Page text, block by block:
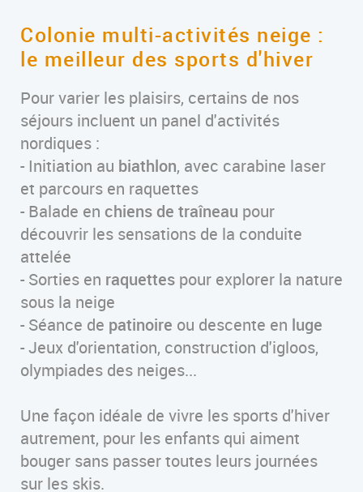
Colonie multi-activités neige :
le meilleur des sports d'hiver
Pour varier les plaisirs, certains de nos
séjours incluent un panel d'activités
nordiques :
- Initiation au biathlon, avec carabine laser
et parcours en raquettes
- Balade en chiens de traîneau pour
découvrir les sensations de la conduite
attelée
- Sorties en raquettes pour explorer la nature
sous la neige
- Séance de patinoire ou descente en luge
- Jeux d'orientation, construction d'igloos,
olympiades des neiges...
Une façon idéale de vivre les sports d'hiver
autrement, pour les enfants qui aiment
bouger sans passer toutes leurs journées
sur les skis.